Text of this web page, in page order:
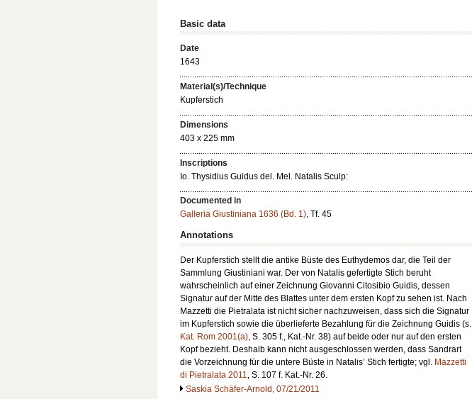
Basic data
Date
1643
Material(s)/Technique
Kupferstich
Dimensions
403 x 225 mm
Inscriptions
Io. Thysidius Guidus del. Mel. Natalis Sculp:
Documented in
Galleria Giustiniana 1636 (Bd. 1), Tf. 45
Annotations
Der Kupferstich stellt die antike Büste des Euthydemos dar, die Teil der
Sammlung Giustiniani war. Der von Natalis gefertigte Stich beruht
wahrscheinlich auf einer Zeichnung Giovanni Citosibio Guidis, dessen
Signatur auf der Mitte des Blattes unter dem ersten Kopf zu sehen ist. Nach
Mazzetti die Pietralata ist nicht sicher nachzuweisen, dass sich die Signatur
im Kupferstich sowie die überlieferte Bezahlung für die Zeichnung Guidis (s.
Kat. Rom 2001(a), S. 305 f., Kat.-Nr. 38) auf beide oder nur auf den ersten
Kopf bezieht. Deshalb kann nicht ausgeschlossen werden, dass Sandrart
die Vorzeichnung für die untere Büste in Natalis’ Stich fertigte; vgl. Mazzetti
di Pietralata 2011, S. 107 f. Kat.-Nr. 26.
Saskia Schäfer-Arnold, 07/21/2011